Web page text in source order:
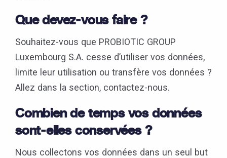
Que devez-vous faire ?
Souhaitez-vous que PROBIOTIC GROUP
Luxembourg S.A. cesse d’utiliser vos données,
limite leur utilisation ou transfère vos données ?
Allez dans la section, contactez-nous.
Combien de temps vos données
sont-elles conservées ?
Nous collectons vos données dans un seul but